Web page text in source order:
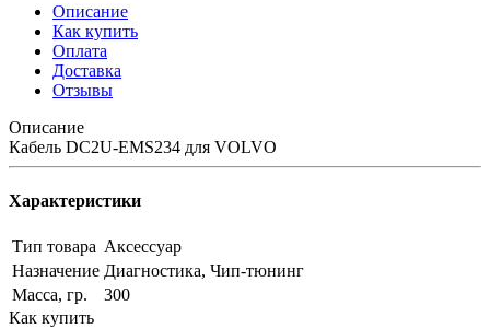
Описание
Как купить
Оплата
Доставка
Отзывы
Описание
Кабель DC2U-EMS234 для VOLVO
Характеристики
Тип товара Аксессуар
Назначение Диагностика, Чип-тюнинг
Масса, гр.
300
Как купить